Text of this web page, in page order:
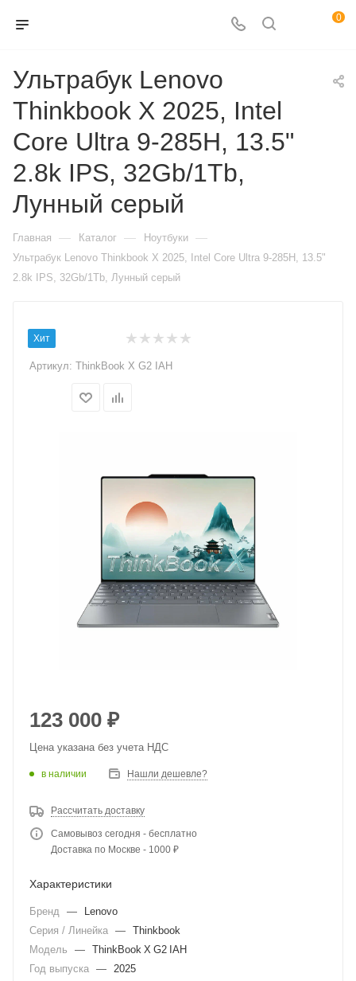
0
Ультрабук Lenovo
Thinkbook X 2025, Intel
Core Ultra 9-285H, 13.5"
2.8k IPS, 32Gb/1Tb,
Лунный серый
Главная — Каталог — Ноутбуки —
Ультрабук Lenovo Thinkbook X 2025, Intel Core Ultra 9-285H, 13.5"
2.8k IPS, 32Gb/1Tb, Лунный серый
Хит
Артикул: ThinkBook X G2 IAH
123 000 ₽
Цена указана без учета НДС
в наличии Нашли дешевле?
Рассчитать доставку
Самовывоз сегодня - бесплатно
Доставка по Москве - 1000 ₽
Характеристики
Бренд —
Lenovo
Серия / Линейка — Thinkbook
Модель
— ThinkBook X G2 IAH
Год выпуска — 2025